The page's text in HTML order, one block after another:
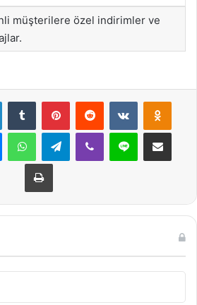
müşterilere özel indirimler ve
LinkedInTumblr PinterestReddit VKontakte
MessengerWhatsAppTelegramViber Line E-Posta ile
Yazdır